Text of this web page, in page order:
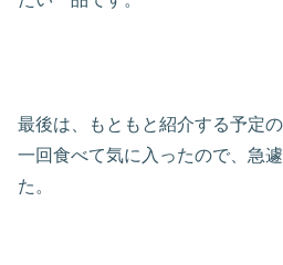
最後は、もともと紹介する予定
一回食べて気に入ったので、急
た。